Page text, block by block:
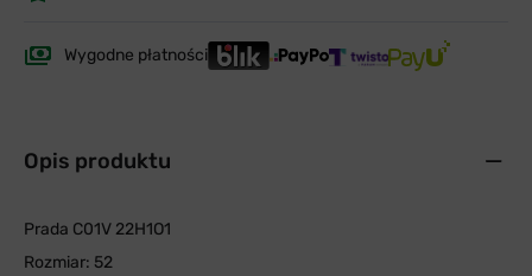
Wygodne płatności
Opis produktu
Prada C01V 22H1O1
Rozmiar: 52